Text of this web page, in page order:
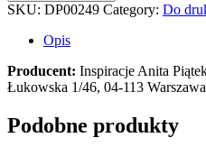
SKU: DP00249 Category: Do
Opis
Producent: Inspiracje Anita
Łukowska 1/46, 04-113
Podobne produkty